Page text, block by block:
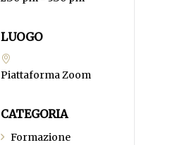
LUOGO
Piattaforma Zoom
CATEGORIA
Formazione